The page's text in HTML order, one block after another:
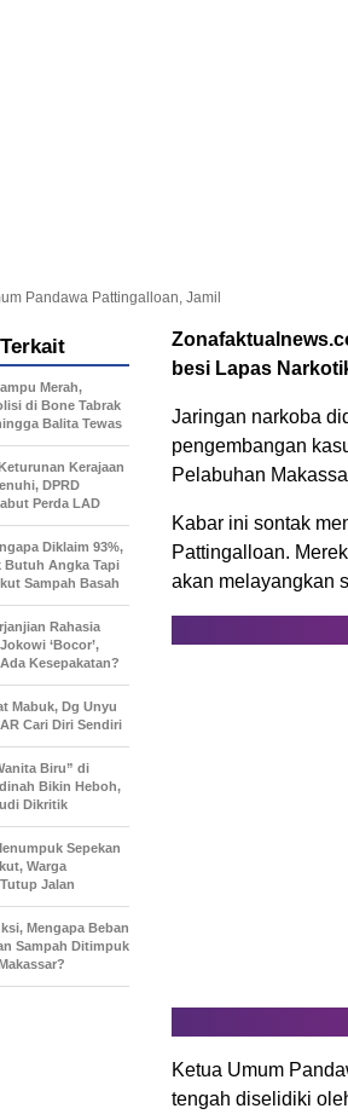
Pandawa Pattingalloan, Jamil
besi Lapas
Jaringan narkoba
pengembangan
Pelabuhan
Kabar ini sontak
Pattingalloan.
akan melayangkan
Ketua Umum
tengah diselidiki
Merah,
di Bone Tabrak
Balita Tewas
Kerajaan
DPRD
Perda LAD
Diklaim 93%,
Butuh Angka Tapi
Sampah Basah
Rahasia
‘Bocor’,
Kesepakatan?
Mabuk, Dg Unyu
Cari Diri Sendiri
Biru” di
Bikin Heboh,
Dikritik
Sepekan
Warga
Jalan
Mengapa Beban
Sampah Ditimpuk